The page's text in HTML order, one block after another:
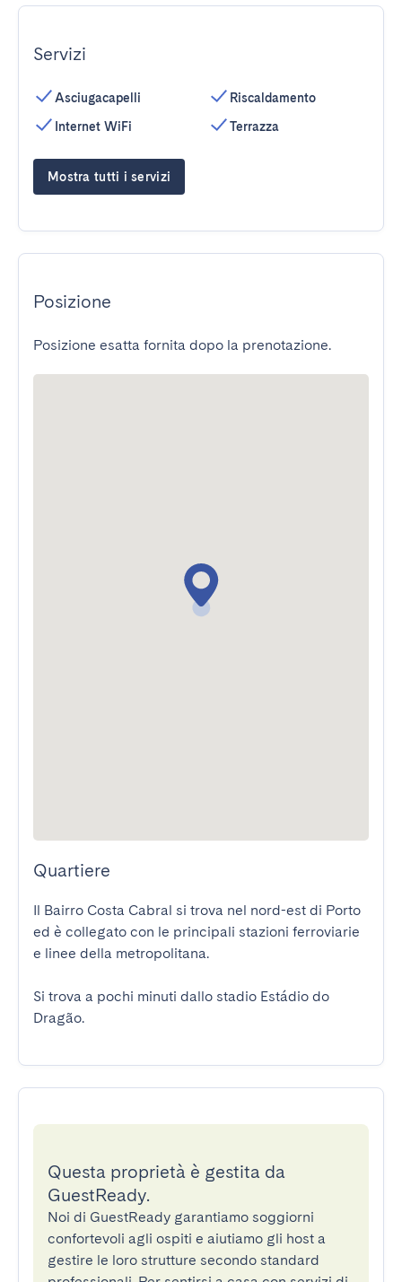
Servizi
Asciugacapelli
Internet WiFi
Riscaldamento
Terrazza
Mostra tutti i servizi
Posizione
Posizione esatta fornita dopo la prenotazione.
Quartiere
Il Bairro Costa Cabral si trova nel nord-est di Porto
ed è collegato con le principali stazioni ferroviarie
e linee della metropolitana.
Si trova a pochi minuti dallo stadio Estádio do
Dragão.
Questa proprietà è gestita da
GuestReady.
Noi di GuestReady garantiamo soggiorni
confortevoli agli ospiti e aiutiamo gli host a
gestire le loro strutture secondo standard